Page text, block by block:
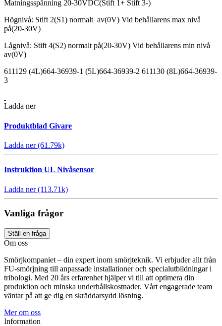
Matningsspänning 20-30VDC(Stift 1+ Stift 3-)
Högnivå: Stift 2(S1) normalt av(0V) Vid behållarens max nivå
på(20-30V)
Lågnivå: Stift 4(S2) normalt på(20-30V) Vid behållarens min nivå
av(0V)
611129 (4L)664-36939-1 (5L)664-36939-2 611130 (8L)664-36939-
3
Ladda ner
Produktblad Givare
Ladda ner (61.79k)
Instruktion UL Nivåsensor
Ladda ner (113.71k)
Vanliga frågor
Ställ en fråga
Om oss
Smörjkompaniet – din expert inom smörjteknik. Vi erbjuder allt från
FU-smörjning till anpassade installationer och specialutbildningar i
tribologi. Med 20 års erfarenhet hjälper vi till att optimera din
produktion och minska underhållskostnader. Vårt engagerade team
väntar på att ge dig en skräddarsydd lösning.
Mer om oss
Information